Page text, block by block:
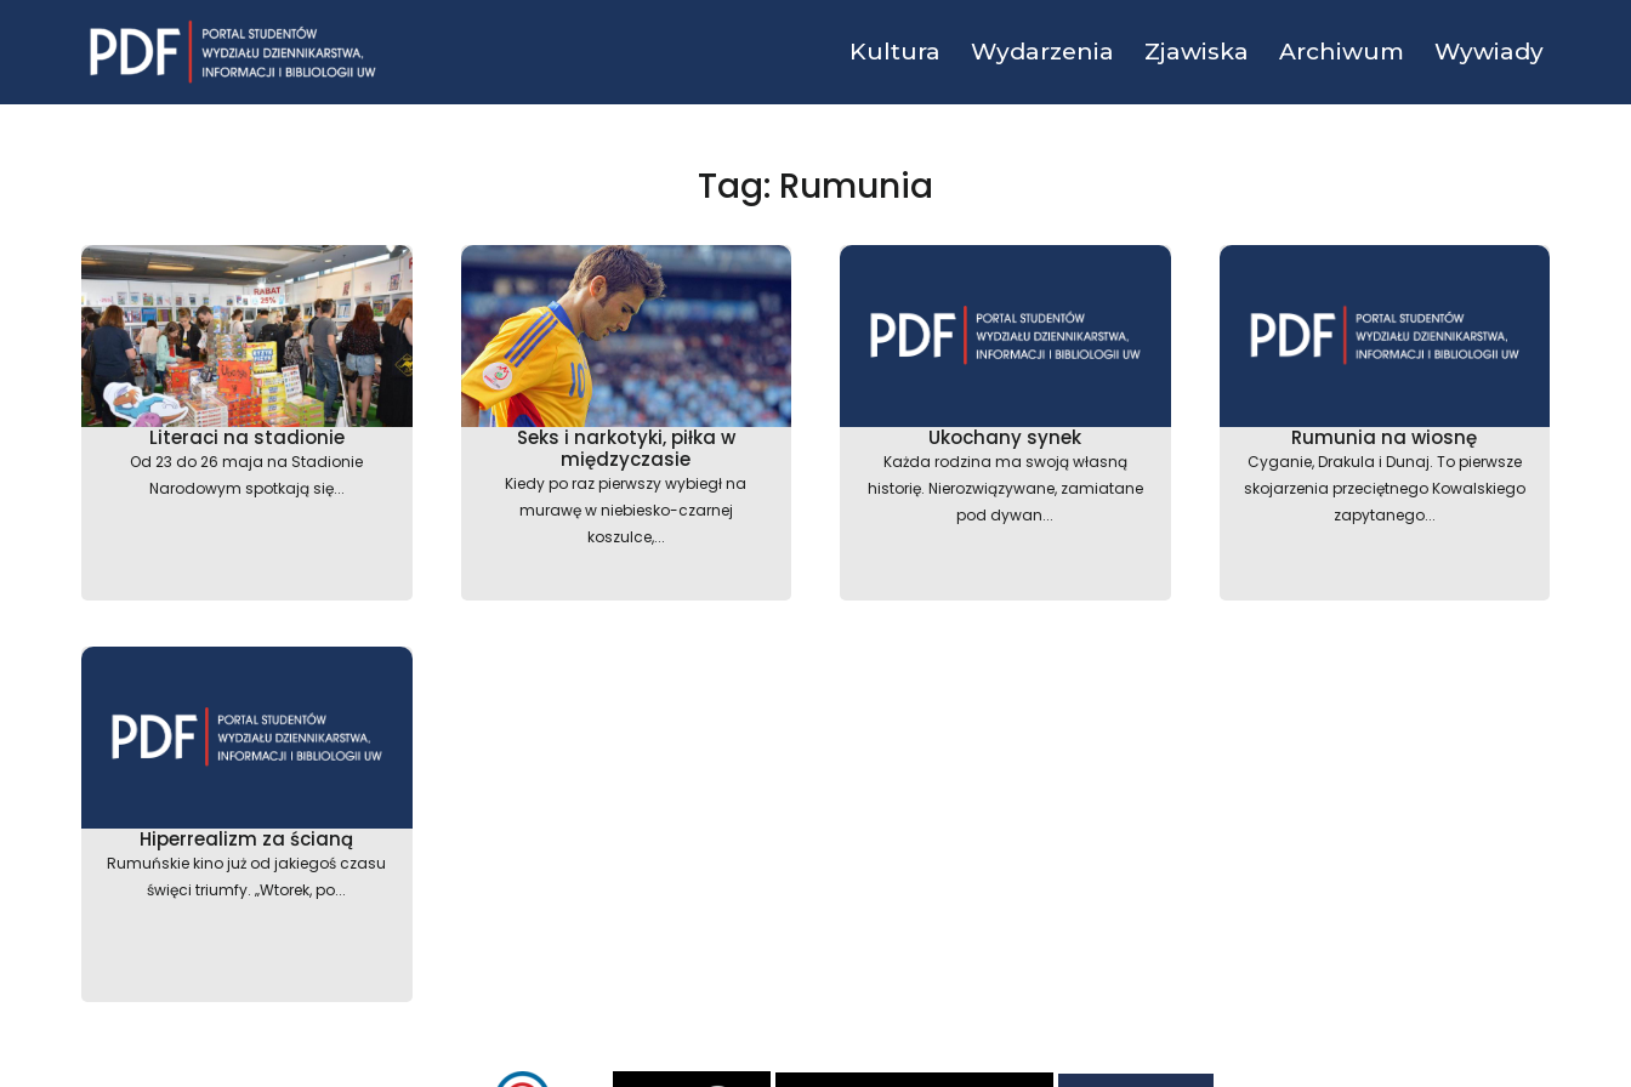
Kultura Wydarzenia Zjawiska Archiwum Wywiady
Tag: Rumunia
Literaci na stadionie
Od 23 do 26 maja na Stadionie
Narodowym spotkają się...
Seks i narkotyki, piłka w
międzyczasie
Kiedy po raz pierwszy wybiegł na
murawę w niebiesko-czarnej
koszulce,...
Ukochany synek
Każda rodzina ma swoją własną
historię. Nierozwiązywane, zamiatane
pod dywan...
Rumunia na wiosnę
Cyganie, Drakula i Dunaj. To pierwsze
skojarzenia przeciętnego Kowalskiego
zapytanego...
Hiperrealizm za ścianą
Rumuńskie kino już od jakiegoś czasu
święci triumfy. „Wtorek, po...